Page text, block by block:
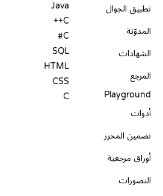
تطبيق الجوال
المدوّنة
الشهادات
المرجع
Playground
أدوات
تضمين المحرر
أوراق مرجعية
التصورات
Java
C++
C#
SQL
HTML
CSS
C